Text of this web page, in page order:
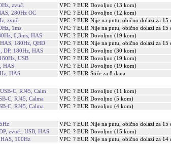
zvuč.
VPC: ? EUR Dovoljno (13 kom)
280Hz OC
VPC: ? EUR Dovoljno (12 kom)
zvuč.
VPC: ? EUR Nije na putu, obično dolazi za 15
1ms
VPC: ? EUR Nije na putu, obično dolazi za 15
0,3ms, HAS
VPC: ? EUR Dovoljno (19 kom)
180Hz, QHD
VPC: ? EUR Nije na putu, obično dolazi za 15
DP, 180Hz, HAS
VPC: ? EUR Dovoljno (30 kom)
USB
VPC: ? EUR Dovoljno (19 kom)
HAS
VPC: ? EUR Dovoljno (19 kom)
HAS
VPC: ? EUR Stiže za 8 dana
C, RJ45, Calm
VPC: ? EUR Dovoljno (11 kom)
C, RJ45, Calma
VPC: ? EUR Dovoljno (5 kom)
C, RJ45, Calma
VPC: ? EUR Dovoljno (4 kom)
VPC: ? EUR Nije na putu, obično dolazi za 15
zvuč., USB, HAS
VPC: ? EUR Dovoljno (15 kom)
100Hz
VPC: ? EUR Nije na putu, obično dolazi za 14